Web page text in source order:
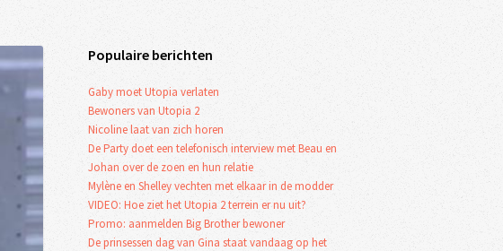
Populaire berichten
Gaby moet Utopia verlaten
Bewoners van Utopia 2
Nicoline laat van zich horen
De Party doet een telefonisch interview met Beau en
Johan over de zoen en hun relatie
Mylène en Shelley vechten met elkaar in de modder
VIDEO: Hoe ziet het Utopia 2 terrein er nu uit?
Promo: aanmelden Big Brother bewoner
De prinsessen dag van Gina staat vandaag op het